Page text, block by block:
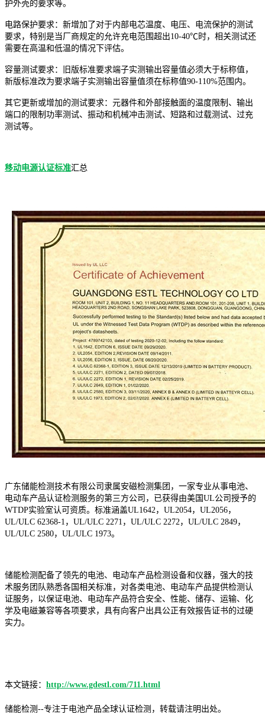
护外壳的要求等。
电路保护要求：新增加了对于内部电芯温度、电压、电流保护的测试
要求，特别是当厂商规定的允许充电范围超出10-40℃时，相关测试还
需要在高温和低温的情况下评估。
容量测试要求：旧版标准要求端子实测输出容量值必须大于标称值，
新版标准改为要求端子实测输出容量值须在标称值90-110%范围内。
其它更新或增加的测试要求：元器件和外部接触面的温度限制、输出
端口的限制功率测试、振动和机械冲击测试、短路和过载测试、过充
测试等。
移动电源认证标准汇总
广东储能检测技术有限公司隶属安磁检测集团，一家专业从事电池、
电动车产品认证检测服务的第三方公司，已获得由美国 UL公司授予的
WTDP实验室认可资质。标准涵盖UL1642，UL2054，UL2056，
UL/ULC 62368-1，UL/ULC 2271，UL/ULC 2272，UL/ULC 2849，
UL/ULC 2580，UL/ULC 1973。
储能检测配备了领先的电池、电动车产品检测设备和仪器，强大的技
术服务团队熟悉各国相关标准，对各类电池、电动车产品提供检测认
证服务，以保证电池、电动车产品符合安全、性能、储存、运输、化
学及电磁兼容等各项要求，具有向客户出具公正有效报告证书的过硬
实力。
本文链接： http://www.gdestl.com/711.html
储能检测--专注于电池产品全球认证检测，转载请注明出处。